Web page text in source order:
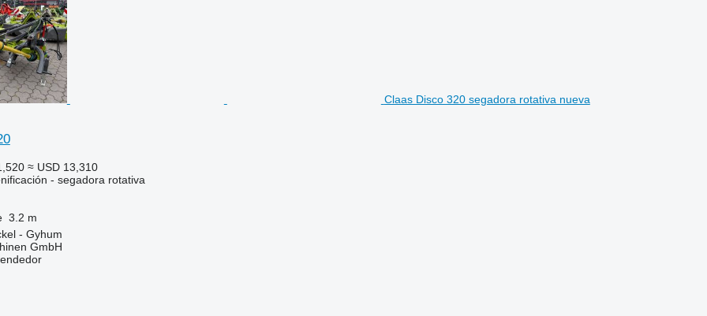
Claas Disco 320 segadora rotativa nueva
≈ USD 13,310
- segadora rotativa
3.2 m
- Gyhum
GmbH